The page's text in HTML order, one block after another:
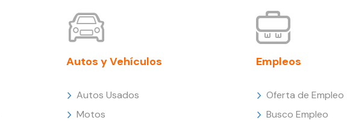
Autos y Vehículos
Autos Usados
Motos
Empleos
Oferta de Empleo
Busco Empleo